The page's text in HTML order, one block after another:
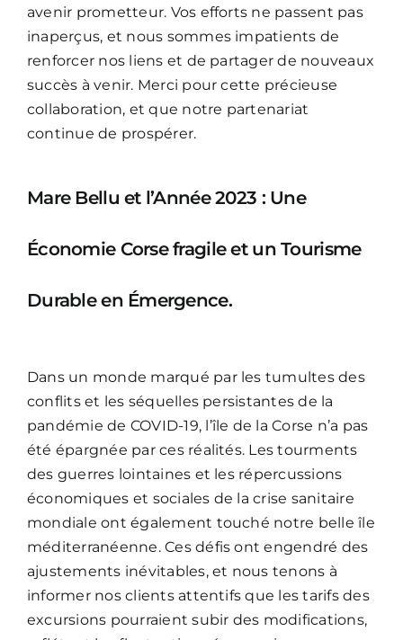
avenir prometteur. Vos efforts ne passent pas
inaperçus, et nous sommes impatients de
renforcer nos liens et de partager de nouveaux
succès à venir. Merci pour cette précieuse
collaboration, et que notre partenariat
continue de prospérer.
Mare Bellu et l’Année 2023 : Une
Économie Corse fragile et un Tourisme
Durable en Émergence.
Dans un monde marqué par les tumultes des
conflits et les séquelles persistantes de la
pandémie de COVID-19, l’île de la Corse n’a pas
été épargnée par ces réalités. Les tourments
des guerres lointaines et les répercussions
économiques et sociales de la crise sanitaire
mondiale ont également touché notre belle île
méditerranéenne. Ces défis ont engendré des
ajustements inévitables, et nous tenons à
informer nos clients attentifs que les tarifs des
excursions pourraient subir des modifications,